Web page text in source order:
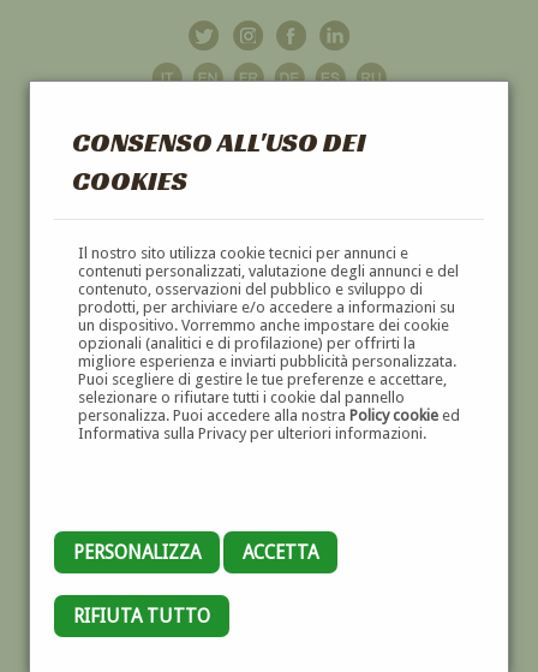
CONSENSO ALL'USO DEI
COOKIES
Il nostro sito utilizza cookie tecnici per annunci e
contenuti personalizzati, valutazione degli annunci e del
contenuto, osservazioni del pubblico e sviluppo di
prodotti, per archiviare e/o accedere a informazioni su
un dispositivo. Vorremmo anche impostare dei cookie
opzionali (analitici e di profilazione) per offrirti la
migliore esperienza e inviarti pubblicità personalizzata.
Puoi scegliere di gestire le tue preferenze e accettare,
selezionare o rifiutare tutti i cookie dal pannello
personalizza. Puoi accedere alla nostra Policy cookieed
Informativa sulla Privacy per ulteriori informazioni.
PERSONALIZZA ACCETTA
RIFIUTA TUTTO
GALLERIAD'ARTE
DIPINTI E SCULTURE '800 E '900